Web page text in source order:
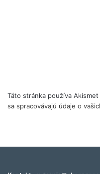
Táto stránka používa
sa spracovávajú údaje o